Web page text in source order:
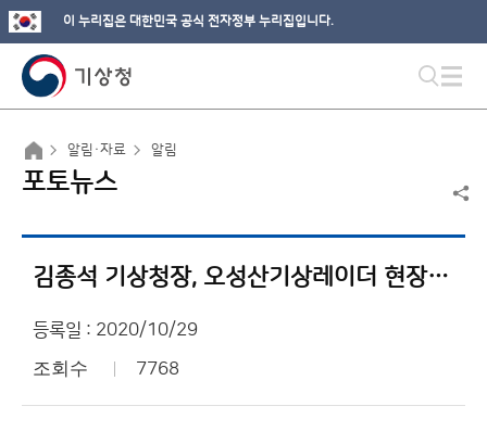
이 누리집은 대한민국 공식 전자정부 누리집입니다.
알림·자료 알림
포토뉴스
김종석 기상청장, 오성산기상레이더 현장점검
등록일 : 2020/10/29
조회수 7768